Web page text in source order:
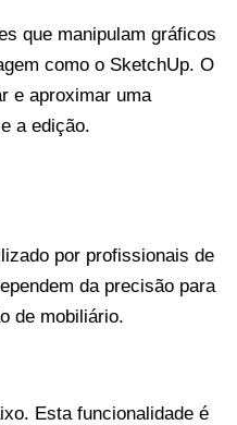
que manipulam gráficos
como o SketchUp. O
e aproximar uma
a edição.
por profissionais de
da precisão para
de mobiliário.
Esta funcionalidade é